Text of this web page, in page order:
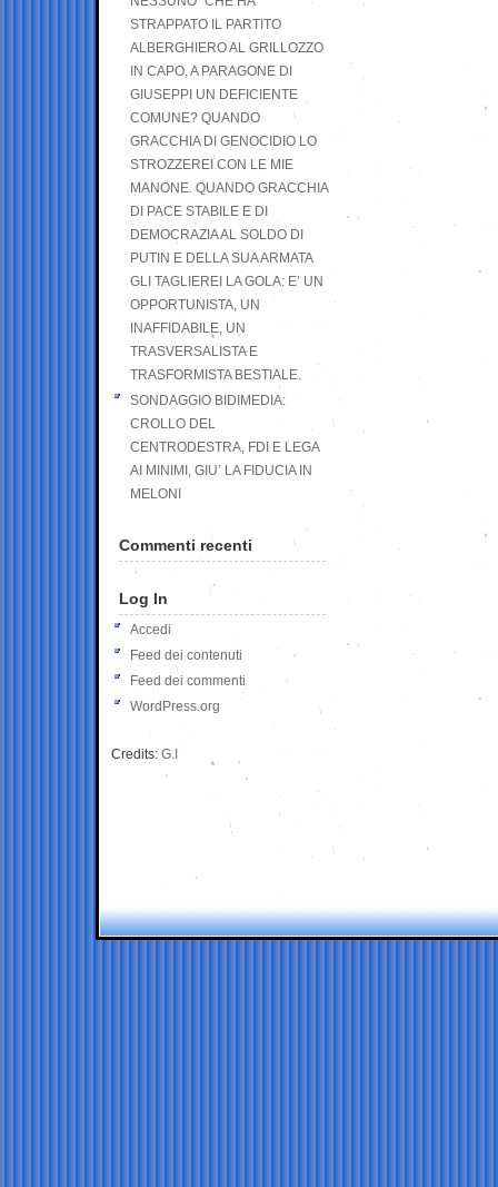
STRAPPATO IL PARTITO
ALBERGHIERO AL GRILLOZZO
IN CAPO, A PARAGONE DI
GIUSEPPI UN DEFICIENTE
COMUNE? QUANDO
GRACCHIA DI GENOCIDIO LO
STROZZEREI CON LE MIE
MANONE. QUANDO GRACCHIA
DI PACE STABILE E DI
DEMOCRAZIA AL SOLDO DI
PUTIN E DELLA SUA ARMATA
GLI TAGLIEREI LA GOLA: E’ UN
OPPORTUNISTA, UN
INAFFIDABILE, UN
TRASVERSALISTA E
TRASFORMISTA BESTIALE.
SONDAGGIO BIDIMEDIA:
CROLLO DEL
CENTRODESTRA, FDI E LEGA
AI MINIMI, GIU’ LA FIDUCIA IN
MELONI
Commenti recenti
Log In
Accedi
Feed dei contenuti
Feed dei commenti
WordPress.org
Credits: G.I